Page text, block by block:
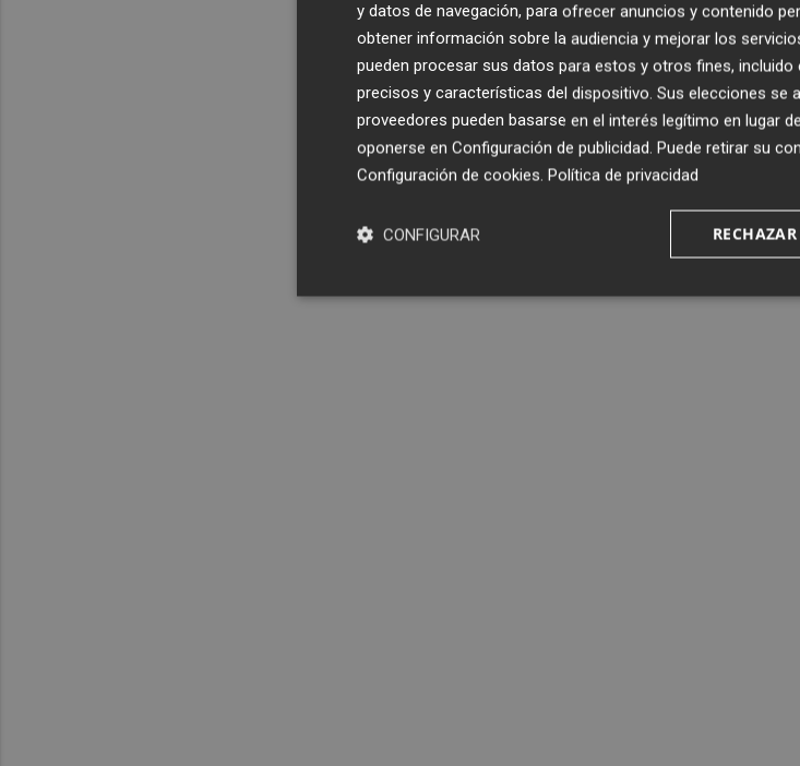
y datos de navegación, para ofrecer anuncios y contenido
obtener información sobre la audiencia y mejorar los
pueden procesar sus datos para estos y otros fines,
precisos y características del dispositivo. Sus elecciones se
proveedores pueden basarse en el interés legítimo en lugar
oponerse en Configuración de publicidad. Puede retirar su
Configuración de cookies. Política de privacidad
CONFIGURAR